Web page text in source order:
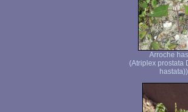
Arroche
(Atriplex
hastata))